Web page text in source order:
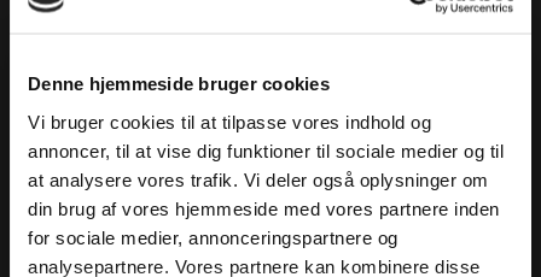
Denne hjemmeside bruger cookies
Vi bruger cookies til at tilpasse vores indhold og
annoncer, til at vise dig funktioner til sociale medier og til
at analysere vores trafik. Vi deler også oplysninger om
din brug af vores hjemmeside med vores partnere inden
for sociale medier, annonceringspartnere og
analysepartnere. Vores partnere kan kombinere disse